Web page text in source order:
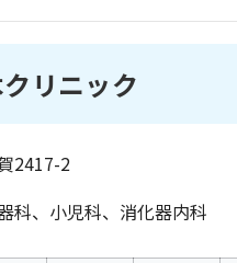
リニック
2417-2
科、小児科、消化器内科